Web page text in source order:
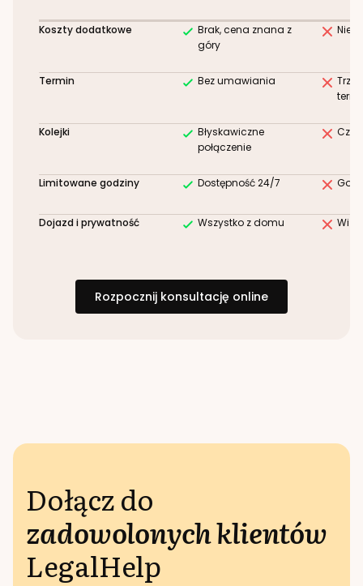
Koszty dodatkowe
Brak, cena znana z
góry
Termin Bez umawiania
Kolejki
Błyskawiczne
połączenie
Limitowane godziny Dostępność 24/7
Dojazd i prywatność Wszystko z domu
Rozpocznij konsultację online
Dołącz do
zadowolonych klientów
LegalHelp